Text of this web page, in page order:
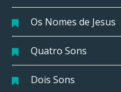
Os Nomes de Jesus
Quatro Sons
Dois Sons